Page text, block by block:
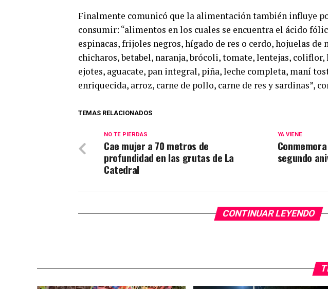
Finalmente comunicó que la alimentación también influye
consumir: “alimentos en los cuales se encuentra el ácido
espinacas, frijoles negros, hígado de res o cerdo, hojuelas de
chicharos, betabel, naranja, brócoli, tomate, lentejas,
ejotes, aguacate, pan integral, piña, leche completa, maní
enriquecida, arroz, carne de pollo, carne de res y sardinas”,
TEMAS RELACIONADOS
YA VIENE
Conmemora
segundo
NO TE PIERDAS
Cae mujer a 70 metros de
profundidad en las grutas de La
Catedral
CONTINUAR LEYENDO